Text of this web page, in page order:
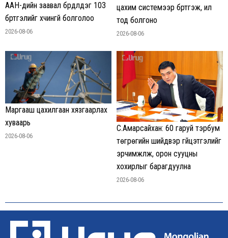
ААН-үүдийн заавал бүрдүүлдэг 103
бүртгэлийг хүчингүй болголоо
2026-08-06
цахим системээр бүртгэж, ил
тод болгоно
2026-08-06
Маргааш цахилгаан хязгаарлах
хуваарь
2026-08-06
С.Амарсайхан: 60 гаруй тэрбум
төгрөгийн шийдвэр гүйцэтгэлийг
эрчимжүүлж, орон сууцны
хохирлыг барагдуулна
2026-08-06